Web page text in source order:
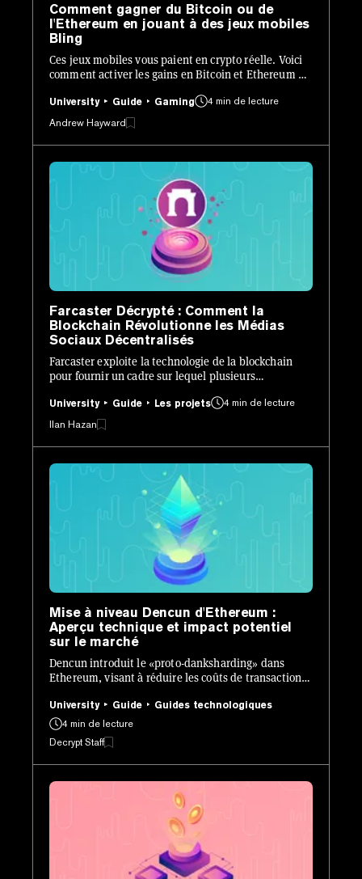
Comment gagner du Bitcoin ou de
l'Ethereum en jouant à des jeux mobiles
Bling
Ces jeux mobiles vous paient en crypto réelle. Voici
comment activer les gains en Bitcoin et Ethereum et
University Guide Gaming
4 min de lecture
Andrew Hayward
Farcaster Décrypté : Comment la
Blockchain Révolutionne les Médias
Sociaux Décentralisés
Farcaster exploite la technologie de la blockchain
pour fournir un cadre sur lequel plusieurs
construites.
University Guide Les projets
4 min de lecture
Ilan Hazan
Mise à niveau Dencun d'Ethereum :
Aperçu technique et impact potentiel
sur le marché
Dencun introduit le «proto-danksharding» dans
Ethereum, visant à réduire les coûts de transaction
problèmes de scalabilité.
University Guide
Guides technologiques
4 min de lecture
Decrypt Staff